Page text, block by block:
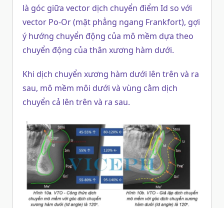
là góc giữa vector dịch chuyển điểm Id so với
vector Po-Or (mặt phẳng ngang Frankfort), gợi
ý hướng chuyển động của mô mềm dựa theo
chuyển động của thân xương hàm dưới.
Khi dịch chuyển xương hàm dưới lên trên và ra
sau, mô mềm môi dưới và vùng cằm dịch
chuyển cả lên trên và ra sau.